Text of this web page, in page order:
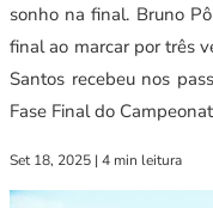
sonho na final. Bruno
final ao marcar por três
Santos recebeu nos
Fase Final do
Set 18, 2025 | 4 min leitura